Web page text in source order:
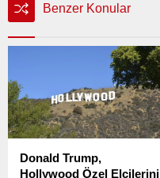
Benzer Konular
Donald Trump,
Hollywood Özel Elçilerini